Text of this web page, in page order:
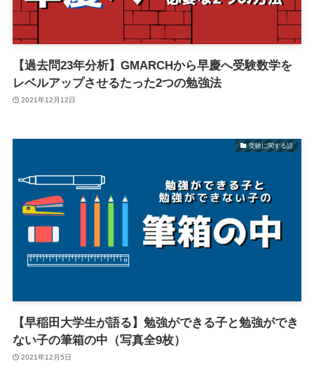
【過去問23年分析】GMARCHから早慶へ受験数学を
レベルアップさせるたった2つの勉強法
2021年12月12日
受験に関する話
【早稲田大学生が語る】勉強ができる子と勉強ができ
ない子の筆箱の中（写真全9枚）
2021年12月5日